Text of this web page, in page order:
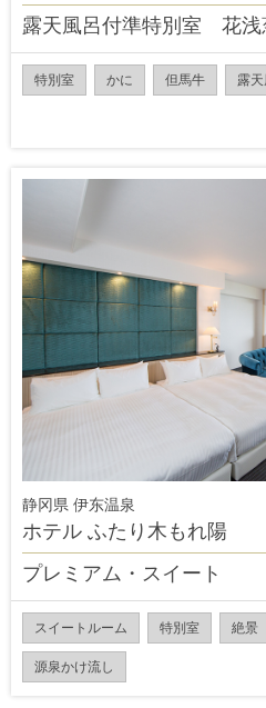
露天風呂付準特別室 花浅
特別室 かに 但馬牛 露
静冈県 伊东温泉
ホテル ふたり木もれ陽
プレミアム・スイート
スイートルーム 特別室 絶景
源泉かけ流し